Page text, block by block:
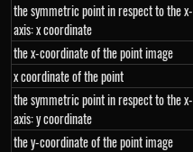
the symmetric point in respect to the x-
axis: x coordinate
the x-coordinate of the point image
x coordinate of the point
the symmetric point in respect to the x-
axis: y coordinate
the y-coordinate of the point image